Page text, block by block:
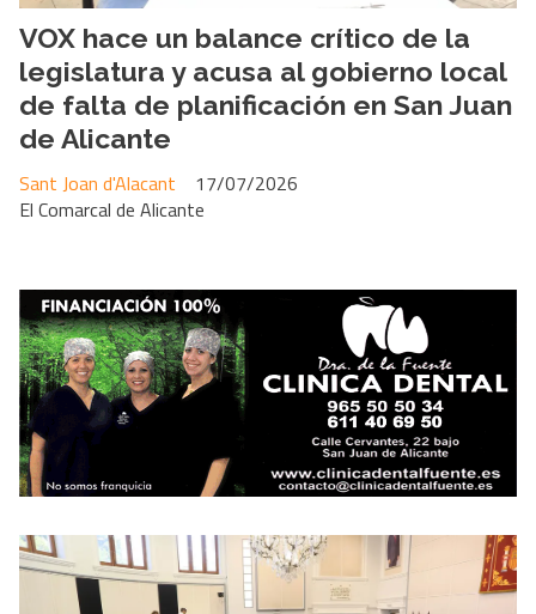
VOX hace un balance crítico de la
legislatura y acusa al gobierno local
de falta de planificación en San Juan
de Alicante
El Comarcal de Alicante
Sant Joan d'Alacant 17/07/2026